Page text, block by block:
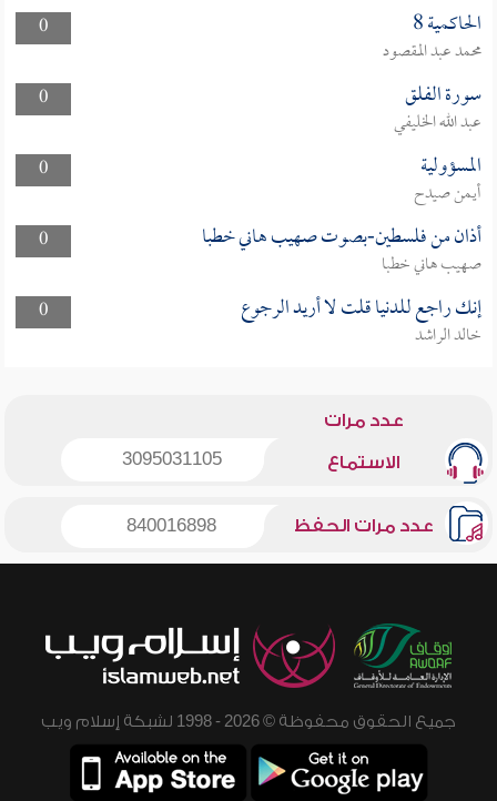
0
الحاكمية 8
محمد عبد المقصود
0
سورة الفلق
عبد الله الخليفي
0
المسؤولية
أيمن صيدح
0
أذان من فلسطين-بصوت صهيب هاني خطبا
صهيب هاني خطبا
0
إنك راجع للدنيا قلت لا أريد الرجوع
خالد الراشد
عدد مرات
الاستماع 3095031105
عدد مرات الحفظ 840016898
جميع الحقوق محفوظة © 2026 - 1998 لشبكة إسلام ويب